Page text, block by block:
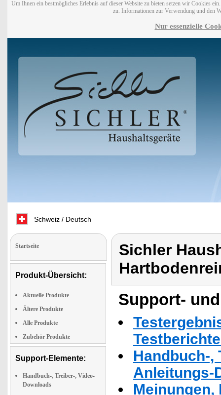
Um Ihnen ein bestmögliches Erlebnis auf dieser Website zu bieten setzen wir Cookies
zu. Informationen zur Verwendung und den
Nur essenzielle
Schweiz / Deutsch
Startseite
Produkt-Übersicht:
Aktuelle Produkte
Ältere Produkte
Alle Produkte
Zubehör Produkte
Support-Elemente:
Handbuch-, Treiber-, Video-
Downloads
Sichler
Support-
Handbuch-,
Anleitungs-